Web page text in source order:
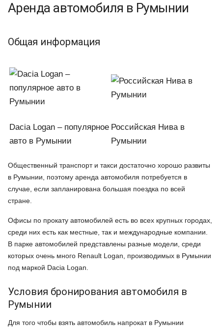
Аренда автомобиля в Румынии
Общая информация
Dacia Logan – популярное
авто в Румынии
Российская Нива в
Румынии
Общественный транспорт и такси достаточно хорошо развиты
в Румынии, поэтому аренда автомобиля потребуется в
случае, если запланирована большая поездка по всей
стране.
Офисы по прокату автомобилей есть во всех крупных городах,
среди них есть как местные, так и международные компании.
В парке автомобилей представлены разные модели, среди
которых очень много Renault Logan, производимых в Румынии
под маркой Dacia Logan.
Условия бронирования автомобиля в
Румынии
Для того чтобы взять автомобиль напрокат в Румынии